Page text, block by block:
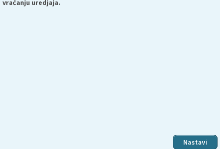
vraćanju uredjaja.
Nastavi